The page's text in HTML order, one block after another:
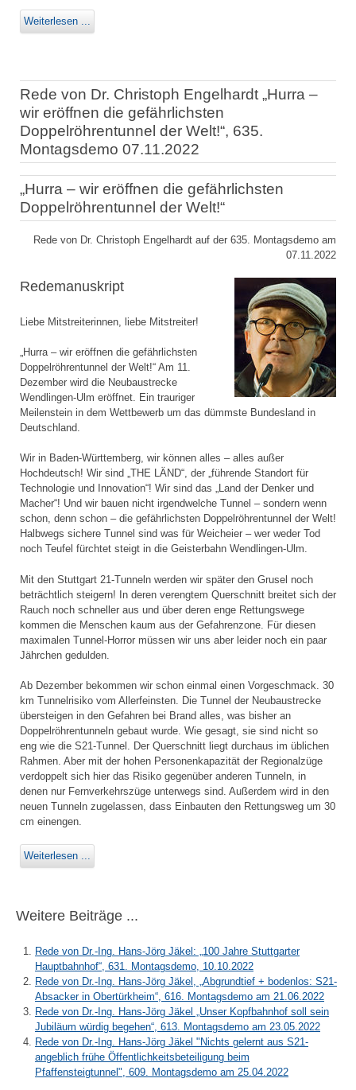
Weiterlesen ...
Rede von Dr. Christoph Engelhardt „Hurra –
wir eröffnen die gefährlichsten
Doppelröhrentunnel der Welt!“, 635.
Montagsdemo 07.11.2022
„Hurra – wir eröffnen die gefährlichsten
Doppelröhrentunnel der Welt!“
Rede von Dr. Christoph Engelhardt auf der 635. Montagsdemo am
07.11.2022
Redemanuskript
Liebe Mitstreiterinnen, liebe Mitstreiter!
„Hurra – wir eröffnen die gefährlichsten
Doppelröhrentunnel der Welt!“ Am 11.
Dezember wird die Neubaustrecke
Wendlingen-Ulm eröffnet. Ein trauriger
Meilenstein in dem Wettbewerb um das dümmste Bundesland in
Deutschland.
Wir in Baden-Württemberg, wir können alles – alles außer
Hochdeutsch! Wir sind „THE LÄND“, der „führende Standort für
Technologie und Innovation“! Wir sind das „Land der Denker und
Macher“! Und wir bauen nicht irgendwelche Tunnel – sondern wenn
schon, denn schon – die gefährlichsten Doppelröhrentunnel der Welt!
Halbwegs sichere Tunnel sind was für Weicheier – wer weder Tod
noch Teufel fürchtet steigt in die Geisterbahn Wendlingen-Ulm.
Mit den Stuttgart 21-Tunneln werden wir später den Grusel noch
beträchtlich steigern! In deren verengtem Querschnitt breitet sich der
Rauch noch schneller aus und über deren enge Rettungswege
kommen die Menschen kaum aus der Gefahrenzone. Für diesen
maximalen Tunnel-Horror müssen wir uns aber leider noch ein paar
Jährchen gedulden.
Ab Dezember bekommen wir schon einmal einen Vorgeschmack. 30
km Tunnelrisiko vom Allerfeinsten. Die Tunnel der Neubaustrecke
übersteigen in den Gefahren bei Brand alles, was bisher an
Doppelröhrentunneln gebaut wurde. Wie gesagt, sie sind nicht so
eng wie die S21-Tunnel. Der Querschnitt liegt durchaus im üblichen
Rahmen. Aber mit der hohen Personenkapazität der Regionalzüge
verdoppelt sich hier das Risiko gegenüber anderen Tunneln, in
denen nur Fernverkehrszüge unterwegs sind. Außerdem wird in den
neuen Tunneln zugelassen, dass Einbauten den Rettungsweg um 30
cm einengen.
Weiterlesen ...
Weitere Beiträge ...
Rede von Dr.-Ing. Hans-Jörg Jäkel: „100 Jahre Stuttgarter
Hauptbahnhof“, 631. Montagsdemo, 10.10.2022
Rede von Dr.-Ing. Hans-Jörg Jäkel, „Abgrundtief + bodenlos: S21-
Absacker in Obertürkheim“, 616. Montagsdemo am 21.06.2022
Rede von Dr.-Ing. Hans-Jörg Jäkel „Unser Kopfbahnhof soll sein
Jubiläum würdig begehen“, 613. Montagsdemo am 23.05.2022
Rede von Dr.-Ing. Hans-Jörg Jäkel "Nichts gelernt aus S21-
angeblich frühe Öffentlichkeitsbeteiligung beim
Pfaffensteigtunnel", 609. Montagsdemo am 25.04.2022